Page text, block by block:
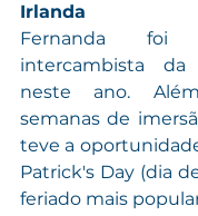
Irlanda
Fernanda
intercambista
neste ano.
semanas de
teve a
Patrick's Day (dia
feriado mais